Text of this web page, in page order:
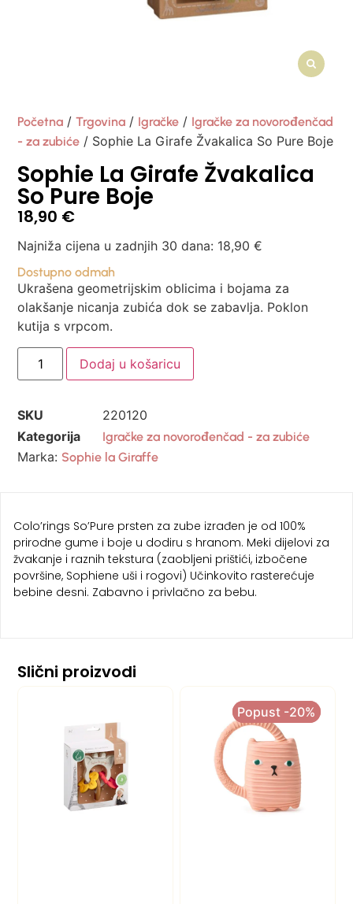
Početna /Trgovina / Igračke / Igračke za novorođenčad
- za zubiće / Sophie La Girafe Žvakalica So Pure Boje
Sophie La Girafe Žvakalica
So Pure Boje
18,90 €
Najniža cijena u zadnjih 30 dana: 18,90€
Dostupno odmah
Ukrašena geometrijskim oblicima i bojama za
olakšanje nicanja zubića dok se zabavlja. Poklon
kutija s vrpcom.
Dodaj u košaricu
SKU
220120
Kategorija
Igračke za novorođenčad - za zubiće
Marka: Sophie la Giraffe
Colo’rings So’Pure prsten za zube izrađen je od 100%
prirodne gume i boje u dodiru s hranom. Meki dijelovi za
žvakanje i raznih tekstura (zaobljeni prištići, izbočene
površine, Sophiene uši i rogovi) Učinkovito rasterećuje
bebine desni. Zabavno i privlačno za bebu.
Slični proizvodi
Popust -20%
Popust -20%